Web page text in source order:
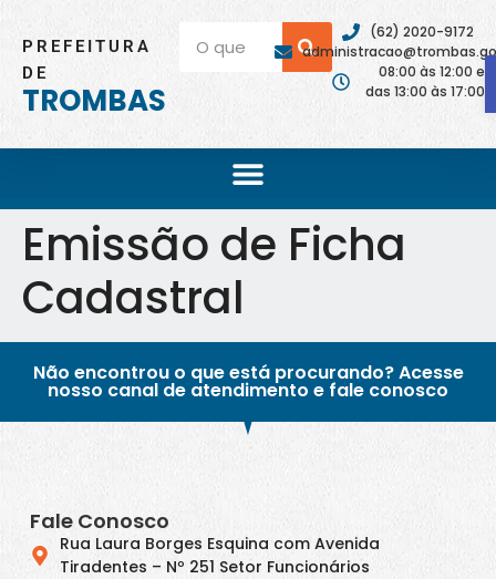
PREFEITURA
DE
TROMBAS
(62) 2020-9172
08:00 às 12:00 e
das 13:00 às 17:00
Emissão de Ficha
Cadastral
Não encontrou o que está procurando? Acesse
nosso canal de atendimento e fale conosco
Fale Conosco
Rua Laura Borges Esquina com Avenida
Tiradentes – Nº 251 Setor Funcionários